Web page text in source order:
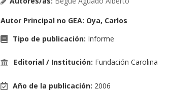
Autor Principal no GEA: Oya, Carlos
Tipo de publicación: Informe
Editorial / Institución: Fundación Carolina
Año de la publicación: 2006